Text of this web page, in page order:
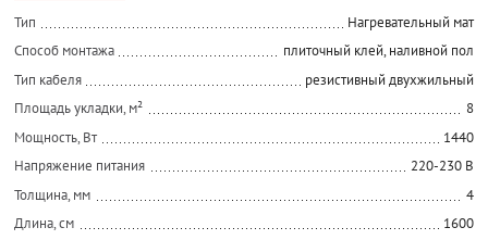
Тип
Нагревательный мат
Способ монтажа
плиточный клей, наливной пол
Тип кабеля
резистивный двухжильный
Площадь укладки, м²
8
Мощность, Вт
1440
Напряжение питания
220-230 В
Толщина, мм
4
Длина, см
1600